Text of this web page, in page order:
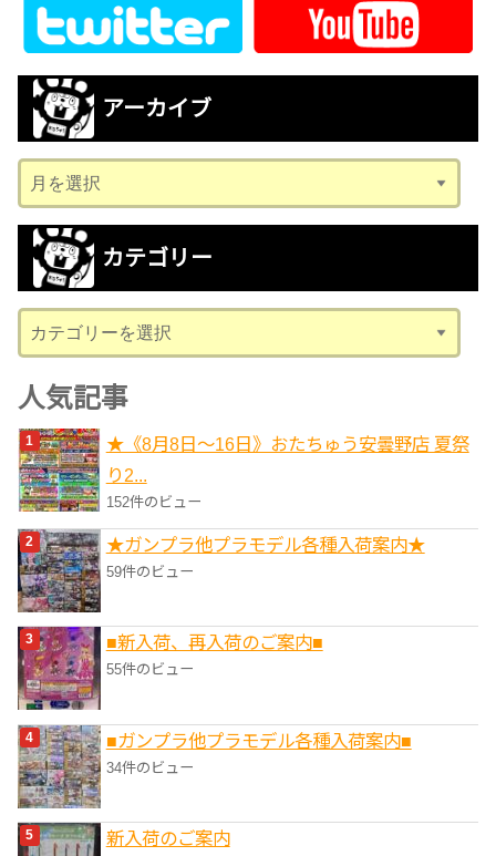
アーカイブ
ー
カ
ブ
カテゴリー
テ
ゴ
リ
ー
人気記事
★《8月8日～16日》おたちゅう安曇野店 夏祭
り2...
152件のビュー
★ガンプラ他プラモデル各種入荷案内★
59件のビュー
■新入荷、再入荷のご案内■
55件のビュー
■ガンプラ他プラモデル各種入荷案内■
34件のビュー
新入荷のご案内